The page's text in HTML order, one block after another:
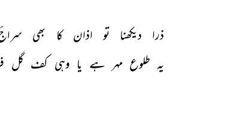
ذرا دیکھنا تو اذان کا بھی
یہ طلوع مہر ہے یا وہی کف گل